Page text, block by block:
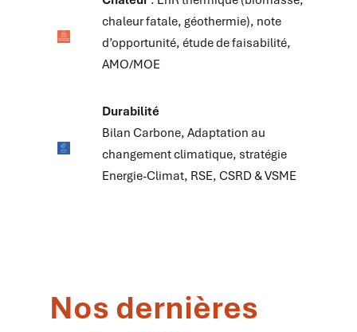
chaleur fatale, géothermie), note
d’opportunité, étude de faisabilité,
AMO/MOE
Durabilité
Bilan Carbone, Adaptation au
changement climatique, stratégie
Energie-Climat, RSE, CSRD & VSME
Nos dernières